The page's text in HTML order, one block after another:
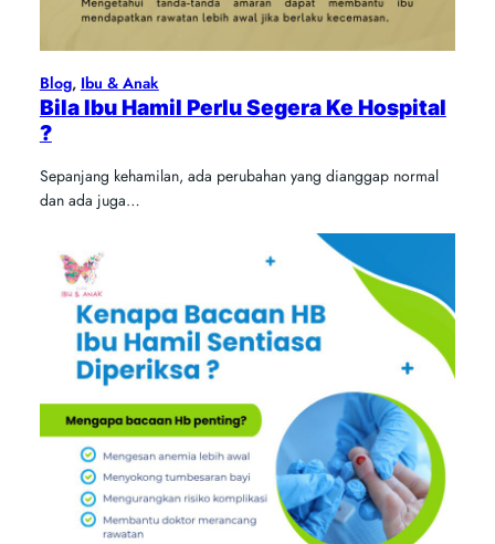
Blog, Ibu & Anak
Bila Ibu Hamil Perlu Segera Ke Hospital
?
Sepanjang kehamilan, ada perubahan yang dianggap normal
dan ada juga…